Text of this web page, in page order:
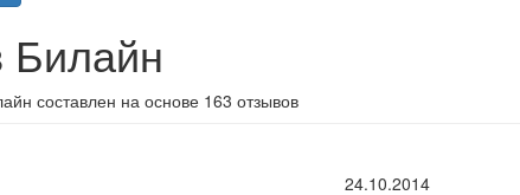
Билайн
составлен на основе 163 отзывов
24.10.2014